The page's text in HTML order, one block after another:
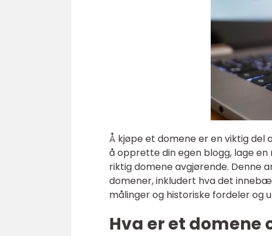
Å kjøpe et domene er en viktig
å opprette din egen blogg, lage
riktig domene avgjørende. Denne
domener, inkludert hva det
målinger og historiske fordeler og
Hva er et domene